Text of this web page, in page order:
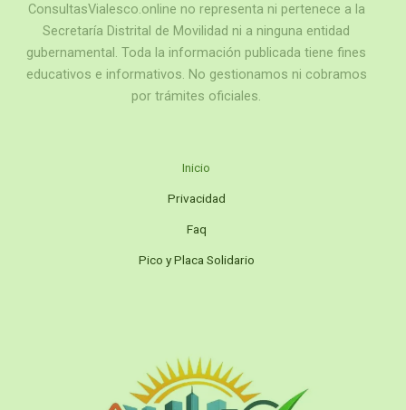
ConsultasVialesco.online no representa ni pertenece a la
Secretaría Distrital de Movilidad ni a ninguna entidad
gubernamental. Toda la información publicada tiene fines
educativos e informativos. No gestionamos ni cobramos
por trámites oficiales.
Inicio
Privacidad
Faq
Pico y Placa Solidario